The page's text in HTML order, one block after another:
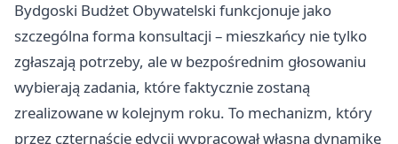
Bydgoski Budżet Obywatelski funkcjonuje jako
szczególna forma konsultacji – mieszkańcy nie tylko
zgłaszają potrzeby, ale w bezpośrednim głosowaniu
wybierają zadania, które faktycznie zostaną
zrealizowane w kolejnym roku. To mechanizm, który
przez czternaście edycji wypracował własną dynamikę